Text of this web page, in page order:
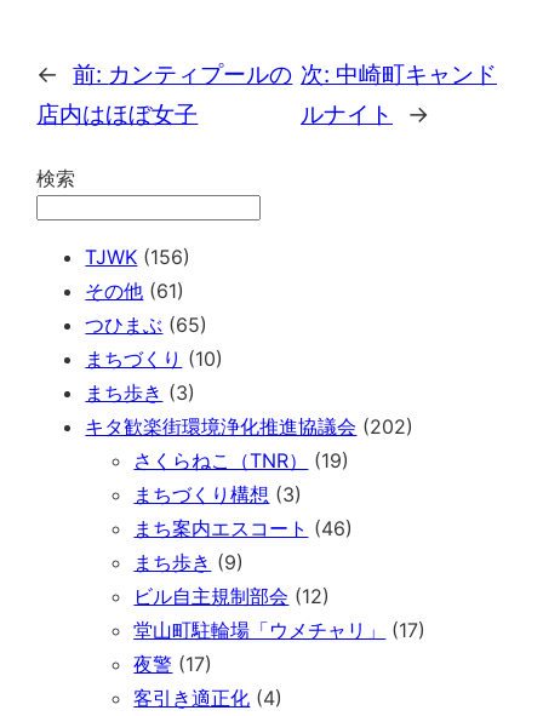
← 前: カンティプールの
店内はほぼ女子
次: 中崎町キャンド
ルナイト
→
検索
TJWK (156)
その他 (61)
つひまぶ (65)
まちづくり (10)
まち歩き (3)
キタ歓楽街環境浄化推進協議会 (202)
さくらねこ（TNR）
(19)
まちづくり構想 (3)
まち案内エスコート (46)
まち歩き (9)
ビル自主規制部会 (12)
堂山町駐輪場「ウメチャリ」
(17)
夜警 (17)
客引き適正化 (4)